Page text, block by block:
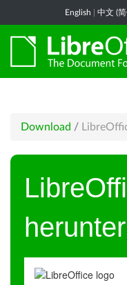
English 中文 (
Download /